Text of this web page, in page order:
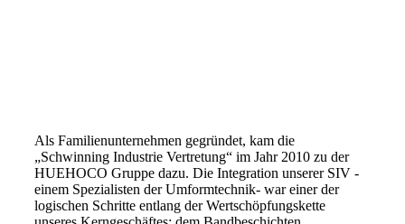
Als Familienunternehmen gegründet, kam die
„Schwinning Industrie Vertretung“ im Jahr 2010 zu der
HUEHOCO Gruppe dazu. Die Integration unserer SIV -
einem Spezialisten der Umformtechnik- war einer der
logischen Schritte entlang der Wertschöpfungskette